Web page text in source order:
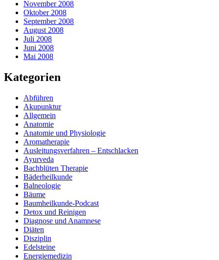
November 2008
Oktober 2008
September 2008
August 2008
Juli 2008
Juni 2008
Mai 2008
Kategorien
Abführen
Akupunktur
Allgemein
Anatomie
Anatomie und Physiologie
Aromatherapie
Ausleitungsverfahren – Entschlacken
Ayurveda
Bachblüten Therapie
Bäderheilkunde
Balneologie
Bäume
Baumheilkunde-Podcast
Detox und Reinigen
Diagnose und Anamnese
Diäten
Disziplin
Edelsteine
Energiemedizin